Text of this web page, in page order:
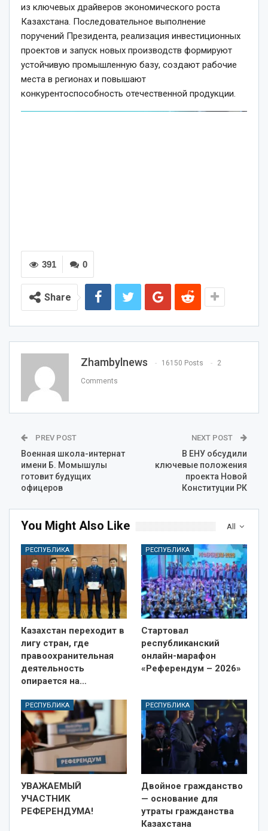
из ключевых драйверов экономического роста
Казахстана. Последовательное выполнение
поручений Президента, реализация инвестиционных
проектов и запуск новых производств формируют
устойчивую промышленную базу, создают рабочие
места в регионах и повышают
конкурентоспособность отечественной продукции.
0
391
Share
Zhambylnews 16150 Posts 2
Comments
PREV POST
Военная школа-интернат
имени Б. Момышулы
готовит будущих
офицеров
NEXT POST
В ЕНУ обсудили
ключевые положения
проекта Новой
Конституции РК
All
You Might Also Like
РЕСПУБЛИКА
Казахстан переходит в
лигу стран, где
правоохранительная
деятельность
опирается на…
РЕСПУБЛИКА
Стартовал
республиканский
онлайн-марафон
«Референдум – 2026»
РЕСПУБЛИКА
УВАЖАЕМЫЙ
УЧАСТНИК
РЕФЕРЕНДУМА!
РЕСПУБЛИКА
Двойное гражданство
— основание для
утраты гражданства
Казахстана